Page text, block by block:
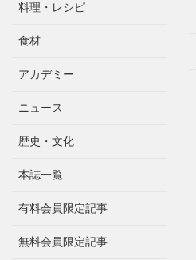
料理・レシピ
食材
アカデミー
ニュース
歴史・文化
本誌一覧
有料会員限定記事
無料会員限定記事